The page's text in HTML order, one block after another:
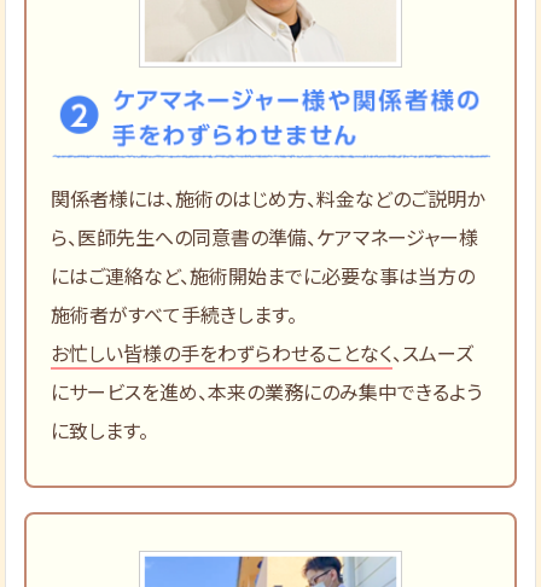
関係者様には、施術のはじめ方、料金などのご説明か
ら、医師先生への同意書の準備、ケアマネージャー様
にはご連絡など、施術開始までに必要な事は当方の
施術者がすべて手続きします。
お忙しい皆様の手をわずらわせることなく、スムーズ
にサービスを進め、本来の業務にのみ集中できるよう
に致します。